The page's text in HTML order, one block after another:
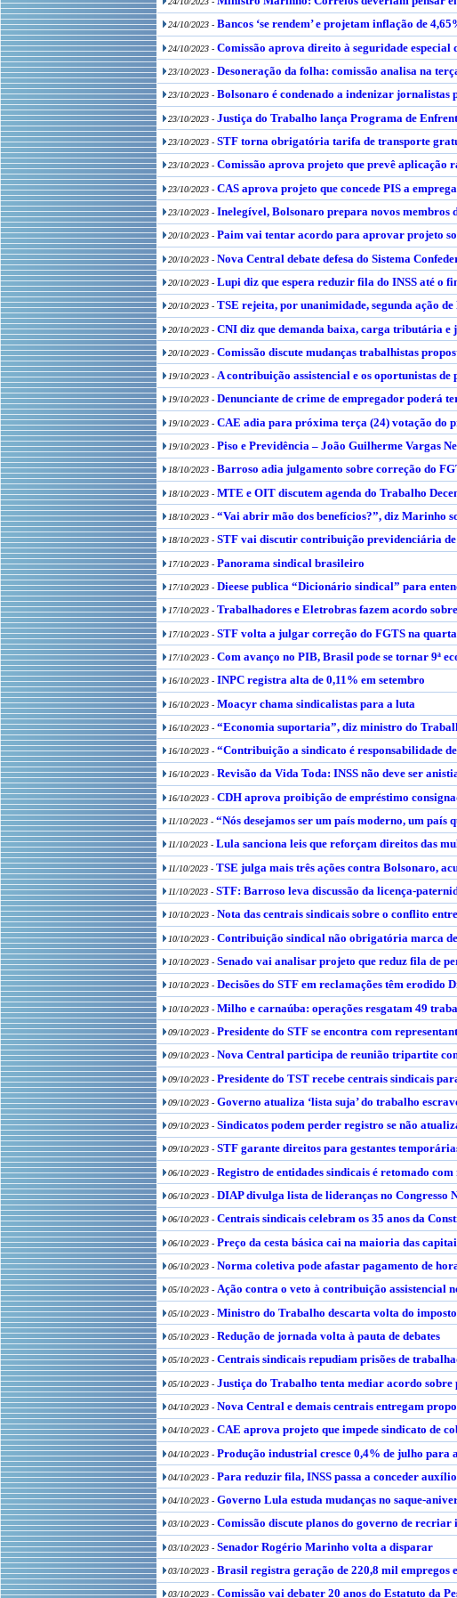
24/10/2023 - Bancos ‘se rendem’ e projetam inflação de
24/10/2023 - Comissão aprova direito à seguridade especial
23/10/2023 - Desoneração da folha: comissão analisa na
23/10/2023 - Bolsonaro é condenado a indenizar jornalistas
23/10/2023 - Justiça do Trabalho lança Programa de
23/10/2023 - STF torna obrigatória tarifa de transporte
23/10/2023 - Comissão aprova projeto que prevê aplicação
23/10/2023 - CAS aprova projeto que concede PIS a
23/10/2023 - Inelegível, Bolsonaro prepara novos membros
20/10/2023 - Paim vai tentar acordo para aprovar projeto
20/10/2023 - Nova Central debate defesa do Sistema
20/10/2023 - Lupi diz que espera reduzir fila do INSS até o
20/10/2023 - TSE rejeita, por unanimidade, segunda ação
20/10/2023 - CNI diz que demanda baixa, carga tributária e
20/10/2023 - Comissão discute mudanças trabalhistas
19/10/2023 - A contribuição assistencial e os oportunistas de
19/10/2023 - Denunciante de crime de empregador poderá
19/10/2023 - CAE adia para próxima terça (24) votação do
19/10/2023 - Piso e Previdência – João Guilherme Vargas
18/10/2023 - Barroso adia julgamento sobre correção do
18/10/2023 - MTE e OIT discutem agenda do Trabalho
18/10/2023 - “Vai abrir mão dos benefícios?”, diz Marinho
18/10/2023 - STF vai discutir contribuição previdenciária
17/10/2023 - Panorama sindical brasileiro
17/10/2023 - Dieese publica “Dicionário sindical” para
17/10/2023 - Trabalhadores e Eletrobras fazem acordo
17/10/2023 - STF volta a julgar correção do FGTS na
17/10/2023 - Com avanço no PIB, Brasil pode se tornar 9ª
16/10/2023 - INPC registra alta de 0,11% em setembro
16/10/2023 - Moacyr chama sindicalistas para a luta
16/10/2023 - “Economia suportaria”, diz ministro do
16/10/2023 - “Contribuição a sindicato é responsabilidade
16/10/2023 - Revisão da Vida Toda: INSS não deve ser
16/10/2023 - CDH aprova proibição de empréstimo
11/10/2023 - “Nós desejamos ser um país moderno, um
11/10/2023 - Lula sanciona leis que reforçam direitos das
11/10/2023 - TSE julga mais três ações contra Bolsonaro,
11/10/2023 - STF: Barroso leva discussão da licença-
10/10/2023 - Nota das centrais sindicais sobre o conflito
10/10/2023 - Contribuição sindical não obrigatória marca
10/10/2023 - Senado vai analisar projeto que reduz fila de
10/10/2023 - Decisões do STF em reclamações têm erodido
10/10/2023 - Milho e carnaúba: operações resgatam 49
09/10/2023 - Presidente do STF se encontra com
09/10/2023 - Nova Central participa de reunião tripartite
09/10/2023 - Presidente do TST recebe centrais sindicais
09/10/2023 - Governo atualiza ‘lista suja’ do trabalho
09/10/2023 - Sindicatos podem perder registro se não
09/10/2023 - STF garante direitos para gestantes
06/10/2023 - Registro de entidades sindicais é retomado
06/10/2023 - DIAP divulga lista de lideranças no Congresso
06/10/2023 - Centrais sindicais celebram os 35 anos da
06/10/2023 - Preço da cesta básica cai na maioria das
06/10/2023 - Norma coletiva pode afastar pagamento de
05/10/2023 - Ação contra o veto à contribuição assistencial
05/10/2023 - Ministro do Trabalho descarta volta do
05/10/2023 - Redução de jornada volta à pauta de debates
05/10/2023 - Centrais sindicais repudiam prisões de
05/10/2023 - Justiça do Trabalho tenta mediar acordo
04/10/2023 - Nova Central e demais centrais entregam
04/10/2023 - CAE aprova projeto que impede sindicato de
04/10/2023 - Produção industrial cresce 0,4% de julho para
04/10/2023 - Para reduzir fila, INSS passa a conceder
04/10/2023 - Governo Lula estuda mudanças no saque-
03/10/2023 - Comissão discute planos do governo de recriar
03/10/2023 - Senador Rogério Marinho volta a disparar
03/10/2023 - Brasil registra geração de 220,8 mil empregos
03/10/2023 - Comissão vai debater 20 anos do Estatuto da